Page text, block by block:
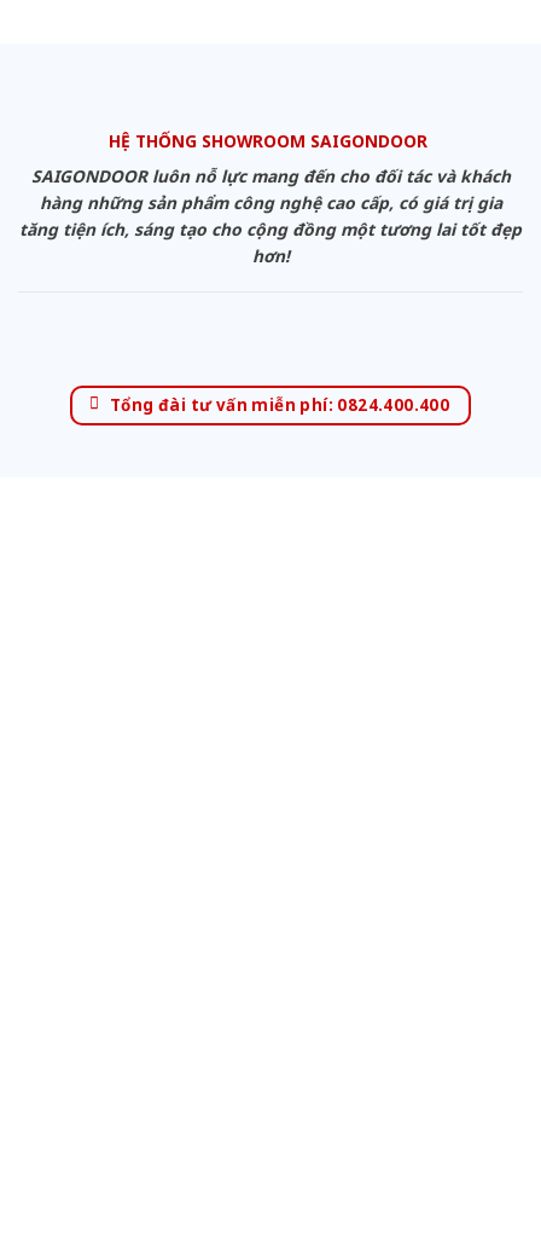
HỆ THỐNG SHOWROOM SAIGONDOOR
SAIGONDOOR luôn nỗ lực mang đến cho đối tác và khách
hàng những sản phẩm công nghệ cao cấp, có giá trị gia
tăng tiện ích, sáng tạo cho cộng đồng một tương lai tốt đẹp
hơn!
Tổng đài tư vấn miễn phí: 0824.400.400